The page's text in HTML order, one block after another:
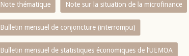
Note thématique Note sur la situation de la microfinance
Bulletin mensuel de conjoncture (interrompu)
Bulletin mensuel de statistiques économiques de l‘UEMOA